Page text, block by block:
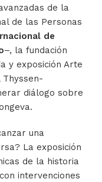
de la
de las Personas
de
–, la fundación
y exposición Arte
Thyssen-
diálogo sobre
una
La exposición
de la historia
intervenciones